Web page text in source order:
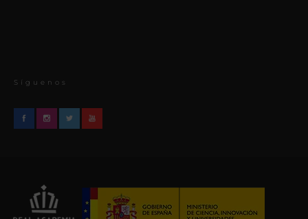
Síguenos